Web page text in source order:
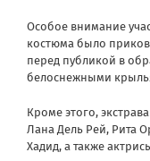
Особое внимание
костюма было
перед публикой в
белоснежными
Кроме этого,
Лана Дель Рей, Рита
Хадид, а также